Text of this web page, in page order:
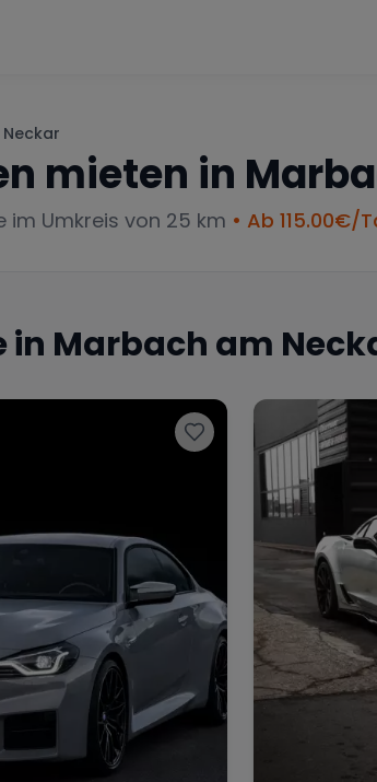
mieten in
im Umkreis von 25 km • Ab 115.00€/
in Marbach am